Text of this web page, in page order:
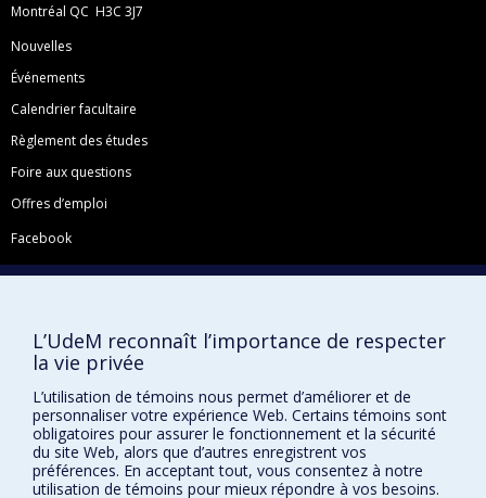
Montréal QC H3C 3J7
Nouvelles
Événements
Calendrier facultaire
Règlement des études
Foire aux questions
Offres d’emploi
Facebook
Instagram
YouTube
Toutes nos présences sociales
École de français
Centre de perfectionnement
L’UdeM reconnaît l’importance de respecter
la vie privée
L’utilisation de témoins nous permet d’améliorer et de
personnaliser votre expérience Web. Certains témoins sont
obligatoires pour assurer le fonctionnement et la sécurité
du site Web, alors que d’autres enregistrent vos
préférences. En acceptant tout, vous consentez à notre
utilisation de témoins pour mieux répondre à vos besoins.